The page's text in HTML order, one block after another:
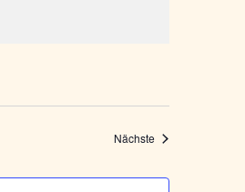
Nächste Veranstaltungen